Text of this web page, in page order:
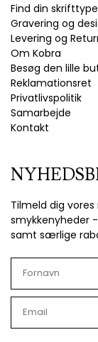
Find din
Gravering og
Levering og
Om Kobra
Besøg den lille
Reklamationsret
Privatlivspolitik
Samarbejde
Kontakt
Tilmeld dig
smykkenyheder
samt særlige